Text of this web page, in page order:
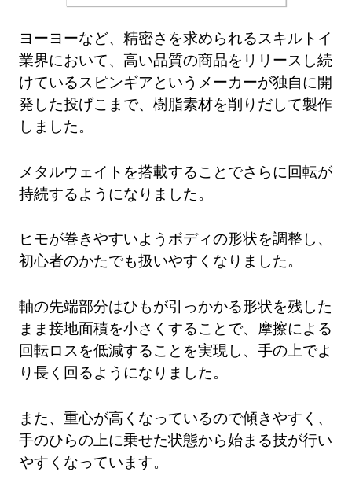
ヨーヨーなど、精密さを求められるスキルトイ
業界において、高い品質の商品をリリースし続
けているスピンギアというメーカーが独自に開
発した投げこまで、樹脂素材を削りだして製作
しました。
メタルウェイトを搭載することでさらに回転が
持続するようになりました。
ヒモが巻きやすいようボディの形状を調整し、
初心者のかたでも扱いやすくなりました。
軸の先端部分はひもが引っかかる形状を残した
まま接地面積を小さくすることで、摩擦による
回転ロスを低減することを実現し、手の上でよ
り長く回るようになりました。
また、重心が高くなっているので傾きやすく、
手のひらの上に乗せた状態から始まる技が行い
やすくなっています。